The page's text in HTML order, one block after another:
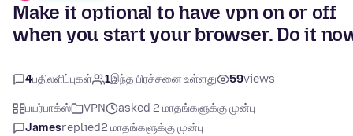
Make it optional to have vpn on or off
when you start your browser. Do it
4பதிலளிப்புகள் 1இந்த பிரச்சனை உள்ளது 59views
பயர்பாக்ஸ் VPN
asked 2 மாதங்களுக்கு முன்பு
Jamesreplied2 மாதங்களுக்கு முன்பு